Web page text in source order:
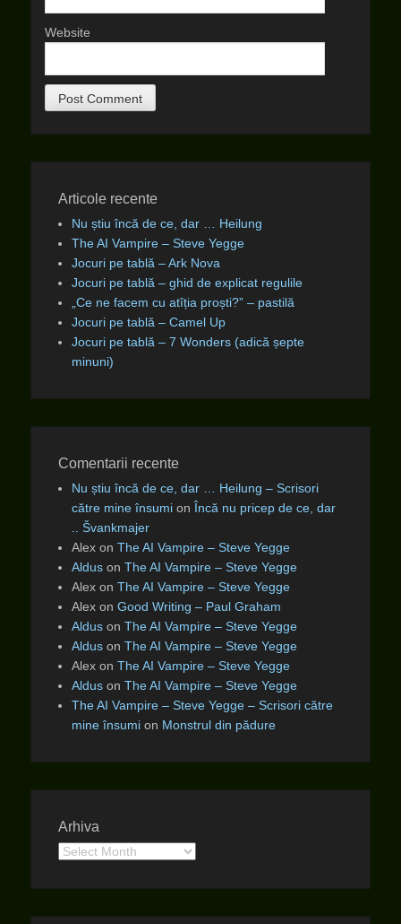
Website
Articole recente
Nu știu încă de ce, dar … Heilung
The AI Vampire – Steve Yegge
Jocuri pe tablă – Ark Nova
Jocuri pe tablă – ghid de explicat regulile
„Ce ne facem cu atîția proști?” – pastilă
Jocuri pe tablă – Camel Up
Jocuri pe tablă – 7 Wonders (adică șepte
minuni)
Comentarii recente
Nu știu încă de ce, dar … Heilung – Scrisori
către mine însumi on Încă nu pricep de ce, dar
.. Švankmajer
Alex on The AI Vampire – Steve Yegge
Aldus on The AI Vampire – Steve Yegge
Alex on The AI Vampire – Steve Yegge
Alex on Good Writing – Paul Graham
Aldus on The AI Vampire – Steve Yegge
Aldus on The AI Vampire – Steve Yegge
Alex on The AI Vampire – Steve Yegge
Aldus on The AI Vampire – Steve Yegge
The AI Vampire – Steve Yegge – Scrisori către
mine însumi on Monstrul din pădure
Arhiva
Arhiva